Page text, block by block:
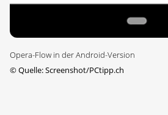
Opera-Flow in der Android-Version
©Quelle: Screenshot/PCtipp.ch